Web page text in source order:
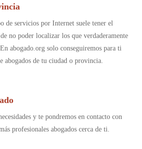
de servicios por Internet suele tener el
no poder localizar los que verdaderamente
abogado.org solo conseguiremos para ti
abogados de tu ciudad o provincia.
y te pondremos en contacto con
profesionales abogados cerca de ti.